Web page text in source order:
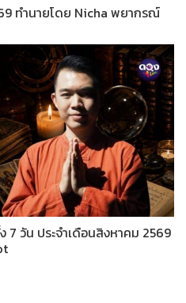
ทำนายโดย Nicha พยากรณ์
7 วัน ประจำเดือนสิงหาคม 2569